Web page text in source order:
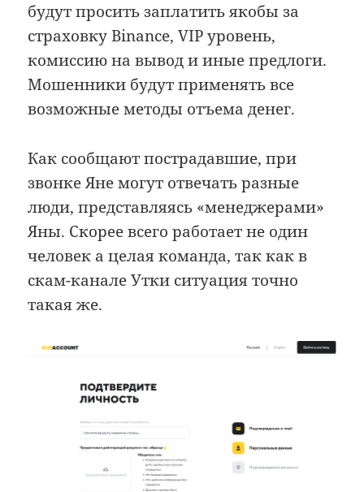
будут просить заплатить якобы за
страховку Binance, VIP уровень,
комиссию на вывод и иные предлоги.
Мошенники будут применять все
возможные методы отъема денег.
Как сообщают пострадавшие, при
звонке Яне могут отвечать разные
люди, представляясь «менеджерами»
Яны. Скорее всего работает не один
человек а целая команда, так как в
скам-канале Утки ситуация точно
такая же.